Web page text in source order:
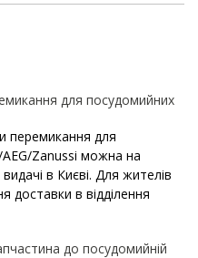
для посудомийних
перемикання для
Zanussi можна на
в Києві. Для жителів
доставки в відділення
до посудомийній